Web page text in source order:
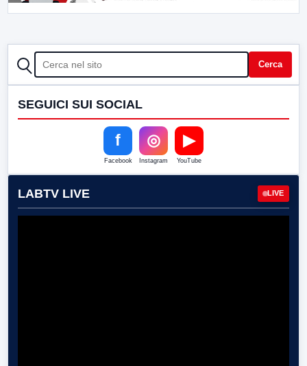
CERCA Cerca
SEGUICI SUI SOCIAL
f
Facebook
◎
Instagram
▶
YouTube
LABTV LIVE LIVE